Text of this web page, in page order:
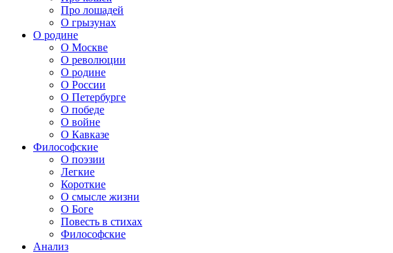
Про лошадей
О грызунах
О родине
О Москве
О революции
О родине
О России
О Петербурге
О победе
О войне
О Кавказе
Философские
О поэзии
Легкие
Короткие
О смысле жизни
О Боге
Повесть в стихах
Философские
Анализ